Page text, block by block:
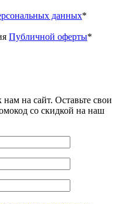
данных*
Публичной оферты*
на сайт. Оставьте свои
со скидкой на наш